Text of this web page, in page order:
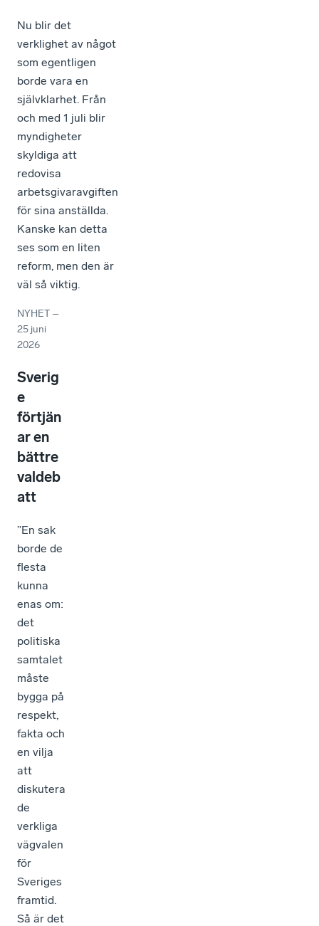
Nu blir det
verklighet av något
som egentligen
borde vara en
självklarhet. Från
och med 1 juli blir
myndigheter
skyldiga att
redovisa
arbetsgivaravgiften
för sina anställda.
Kanske kan detta
ses som en liten
reform, men den är
väl så viktig.
NYHET –
25 juni
2026
Sverig
e
förtjän
ar en
bättre
valdeb
att
”En sak
borde de
flesta
kunna
enas om:
det
politiska
samtalet
måste
bygga på
respekt,
fakta och
en vilja
att
diskutera
de
verkliga
vägvalen
för
Sveriges
framtid.
Så är det